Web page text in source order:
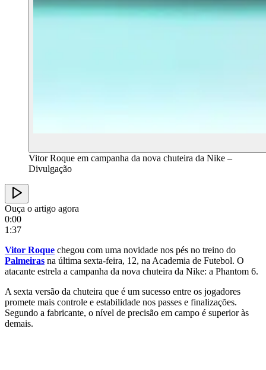
Vitor Roque em campanha da nova chuteira da Nike –
Divulgação
Ouça o artigo agora
0:00
1:37
Vitor Roque chegou com uma novidade nos pés no treino do
Palmeiras na última sexta-feira, 12, na Academia de Futebol. O
atacante estrela a campanha da nova chuteira da Nike: a Phantom 6.
A sexta versão da chuteira que é um sucesso entre os jogadores
promete mais controle e estabilidade nos passes e finalizações.
Segundo a fabricante, o nível de precisão em campo é superior às
demais.